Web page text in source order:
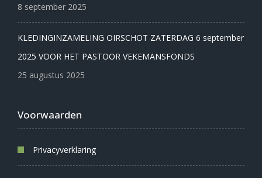
8 september 2025
KLEDINGINZAMELING OIRSCHOT ZATERDAG 6 september
2025 VOOR HET PASTOOR VEKEMANSFONDS
25 augustus 2025
Voorwaarden
Privacyverklaring